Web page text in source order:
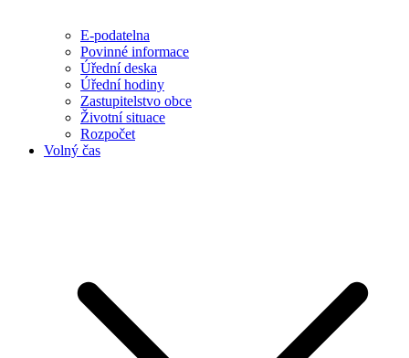
E-podatelna
Povinné informace
Úřední deska
Úřední hodiny
Zastupitelstvo obce
Životní situace
Rozpočet
Volný čas